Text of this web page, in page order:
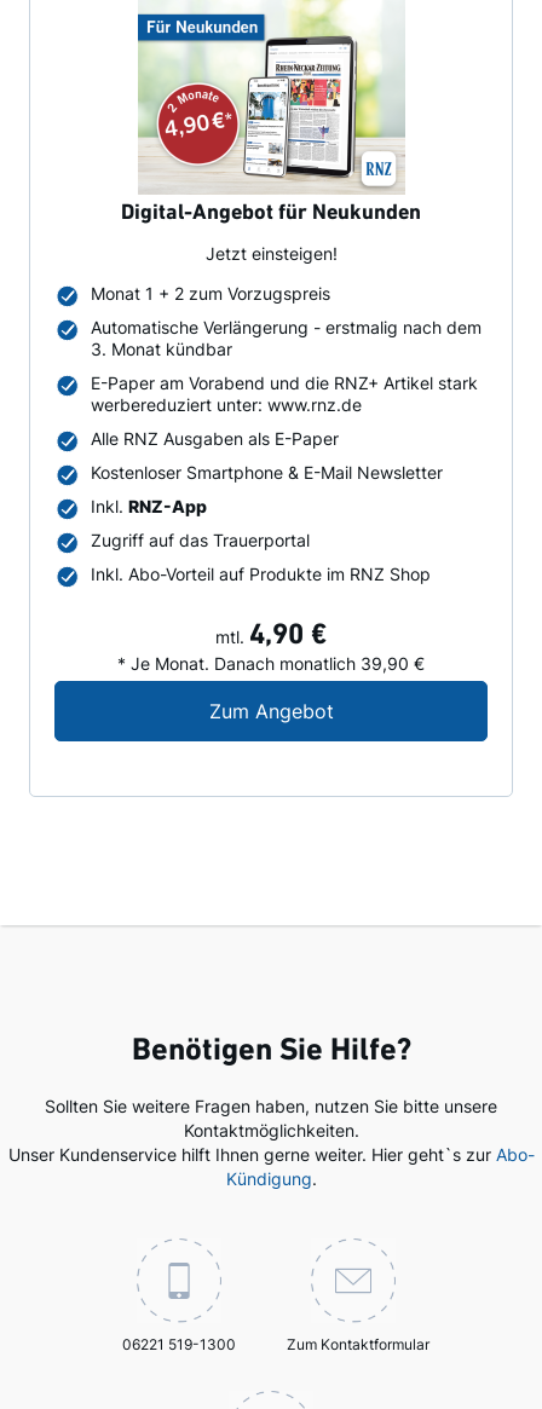
Digital-Angebot für Neukunden
Jetzt einsteigen!
Monat 1 + 2 zum Vorzugspreis
Automatische Verlängerung - erstmalig nach dem
3. Monat kündbar
E-Paper am Vorabend und die RNZ+ Artikel stark
werbereduziert unter: www.rnz.de
Alle RNZ Ausgaben als E-Paper
Kostenloser Smartphone & E-Mail Newsletter
Inkl. RNZ-App
Zugriff auf das Trauerportal
Inkl. Abo-Vorteil auf Produkte im RNZ Shop
mtl. 4,90 €
* Je Monat. Danach monatlich 39,90 €
Zum AngebotDigital-Angebot für
Benötigen Sie Hilfe?
Sollten Sie weitere Fragen haben, nutzen Sie bitte unsere
Kontaktmöglichkeiten.
Unser Kundenservice hilft Ihnen gerne weiter. Hier geht`s zur Abo-
Kündigung.
06221 519-1300 Zum Kontaktformular